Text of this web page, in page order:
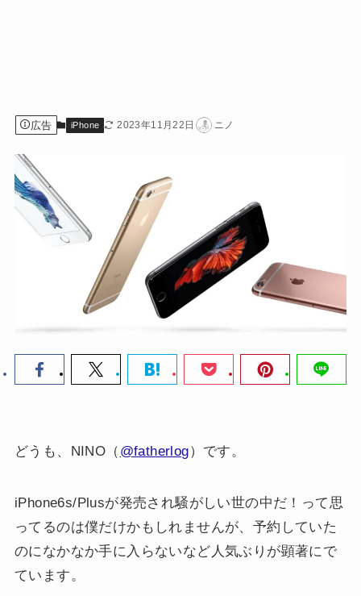
広告 iPhone 2023年11月22日 ニノ
どうも、NINO（ @fatherlog）です。
iPhone6s/Plusが発売され騒がしい世の中だ！って思
ってるのは僕だけかもしれませんが、予約していた
のになかなか手に入らないなど人気ぶりが顕著にで
ています。